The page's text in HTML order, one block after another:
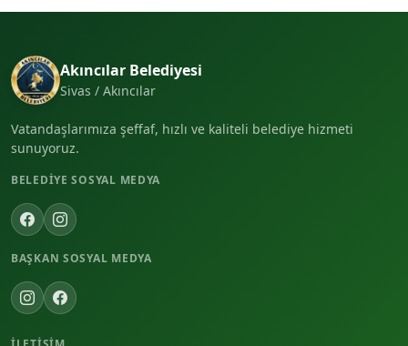
Akıncılar Belediyesi
Sivas / Akıncılar
Vatandaşlarımıza şeffaf, hızlı ve kaliteli belediye hizmeti
sunuyoruz.
BELEDIYE SOSYAL MEDYA
BAŞKAN SOSYAL MEDYA